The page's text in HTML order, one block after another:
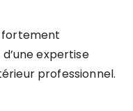
fortement
expertise
professionnel.